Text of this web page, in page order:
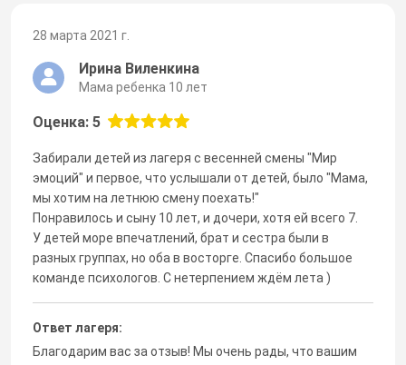
28 марта 2021 г.
Ирина Виленкина
Мама ребенка 10 лет
Оценка: 5
Забирали детей из лагеря с весенней смены "Мир
эмоций" и первое, что услышали от детей, было "Мама,
мы хотим на летнюю смену поехать!"
Понравилось и сыну 10 лет, и дочери, хотя ей всего 7.
У детей море впечатлений, брат и сестра были в
разных группах, но оба в восторге. Спасибо большое
команде психологов. С нетерпением ждём лета )
Ответ лагеря:
Благодарим вас за отзыв! Мы очень рады, что вашим